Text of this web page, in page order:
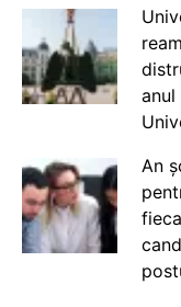
anul
An